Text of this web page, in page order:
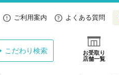
ご利用案内 よくある質問
お受取り
店舗一覧
こだわり検索